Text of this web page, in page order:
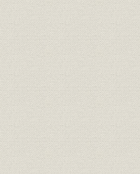
第9編 能力開発部門
第10編 エンジニアリング事業部門
第11編 関連事業部門
〔役員〕
〔資料編〕
1 定款
2 資本金
3 役員在任期間